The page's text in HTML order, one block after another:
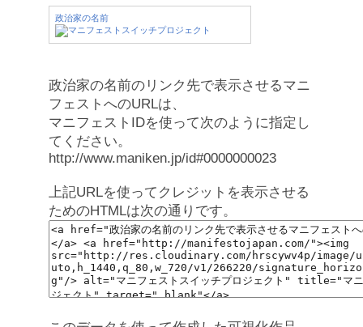
政治家の名前
政治家の名前のリンク先で表示させるマニ
フェストへのURLは、
マニフェストIDを使って次のように指定し
てください。
http://www.maniken.jp/id#0000000023
上記URLを使ってクレジットを表示させる
ためのHTMLは次の通りです。